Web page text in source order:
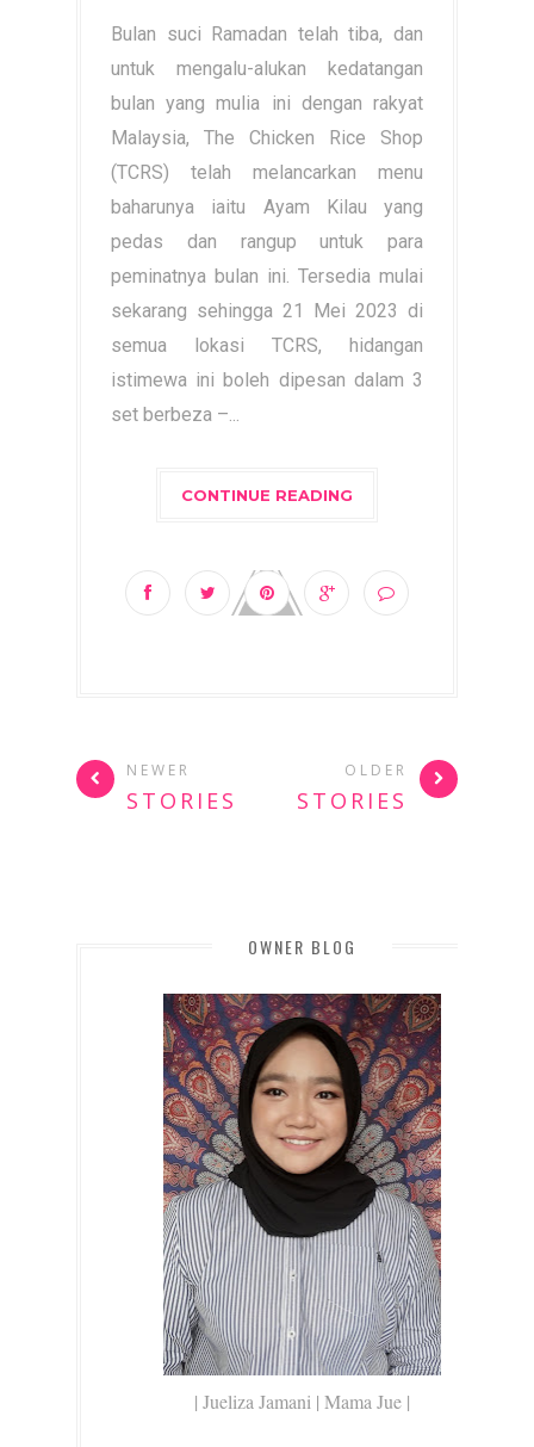
Bulan suci Ramadan telah tiba, dan
untuk mengalu-alukan kedatangan
bulan yang mulia ini dengan rakyat
Malaysia, The Chicken Rice Shop
(TCRS) telah melancarkan menu
baharunya iaitu Ayam Kilau yang
pedas dan rangup untuk para
peminatnya bulan ini. Tersedia mulai
sekarang sehingga 21 Mei 2023 di
semua lokasi TCRS, hidangan
istimewa ini boleh dipesan dalam 3
set berbeza –...
CONTINUE READING
NEWER
STORIES
OLDER
STORIES
OWNER BLOG
| Jueliza Jamani | Mama Jue |